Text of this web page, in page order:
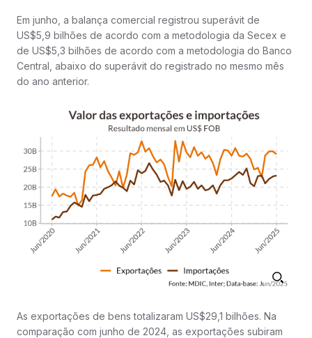
Em junho, a balança comercial registrou superávit de
US$5,9 bilhões de acordo com a metodologia da Secex e
de US$5,3 bilhões de acordo com a metodologia do Banco
Central, abaixo do superávit do registrado no mesmo mês
do ano anterior.
As exportações de bens totalizaram US$29,1 bilhões. Na
comparação com junho de 2024, as exportações subiram